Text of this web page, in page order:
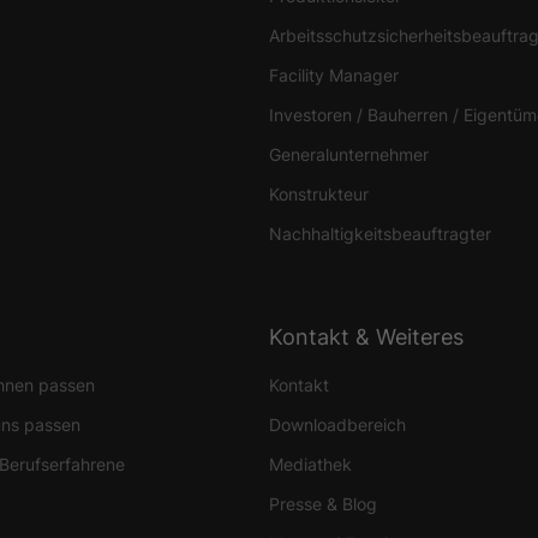
Facility Manager
Investoren / Bauherren /
Generalunternehmer
Konstrukteur
Nachhaltigkeitsbeauftragter
passen
passen
Kontakt & Weiteres
Kontakt
Downloadbereich
Mediathek
Presse & Blog